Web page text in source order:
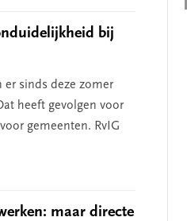
bij
er sinds deze zomer
heeft gevolgen voor
gemeenten. RvIG
maar directe